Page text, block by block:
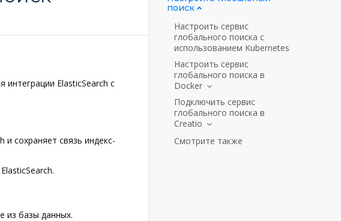
интеграции ElasticSearch c
и сохраняет связь индекс-
из базы данных.
поиск
Настроить сервис
глобального поиска с
использованием Kubernetes
Настроить сервис
глобального поиска в
Docker
Подключить сервис
глобального поиска в
Creatio
Смотрите также